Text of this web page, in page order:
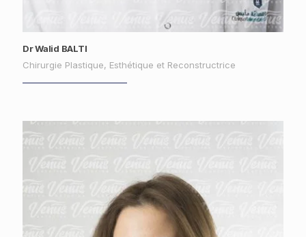
Dr Walid BALTI
Chirurgie Plastique, Esthétique et Reconstructrice